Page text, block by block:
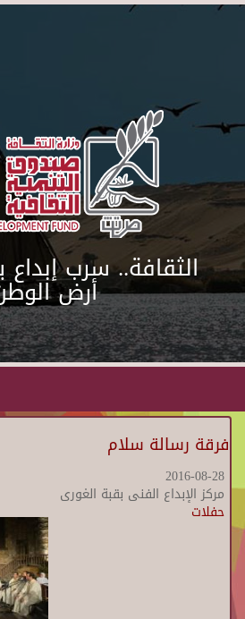
الثقافة.. سرب
أرض
فرقة رسالة سلام
2016-08-28
مركز الإبداع الفنى بقبة الغورى
حفلات